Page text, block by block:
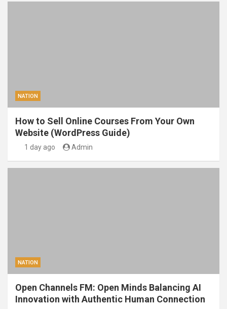
NATION
How to Sell Online Courses From Your Own
Website (WordPress Guide)
1 day ago Admin
NATION
Open Channels FM: Open Minds Balancing AI
Innovation with Authentic Human Connection